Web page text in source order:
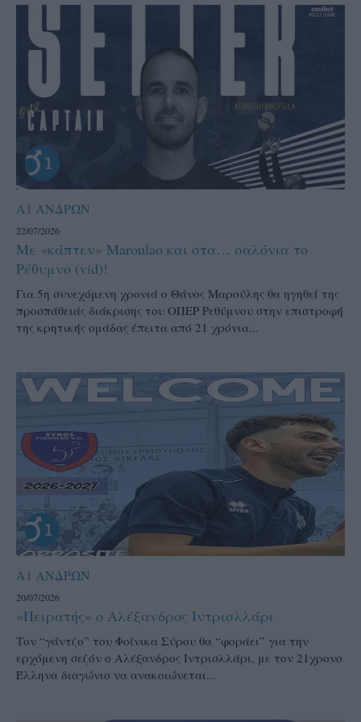
Α1 ΑΝΔΡΩΝ
22/07/2026
Με «κάπτεν» Maroulao και στα… σαλόνια το
Ρέθυμνο (vid)!
Για 5η συνεχόμενη χρονιά ο Θάνος Μαρούλης θα ηγηθεί της
προσπάθειάς διάκρισης του ΟΠΕΡ Ρεθύμνου στην επιστροφή
της κρητικής ομάδας έπειτα από 21 χρόνια...
Α1 ΑΝΔΡΩΝ
20/07/2026
«Πειρατής» ο Αλέξανδρος Ιντρισλλάρι
Τον “γάντζο” του Φοίνικα Σύρου θα “φοράει” για την
ερχόμενη σεζόν ο Αλέξανδρος Ιντρισλλάρι, με τον 21χρονο
Έλληνα διαγώνιο να ανακοιώνεται...